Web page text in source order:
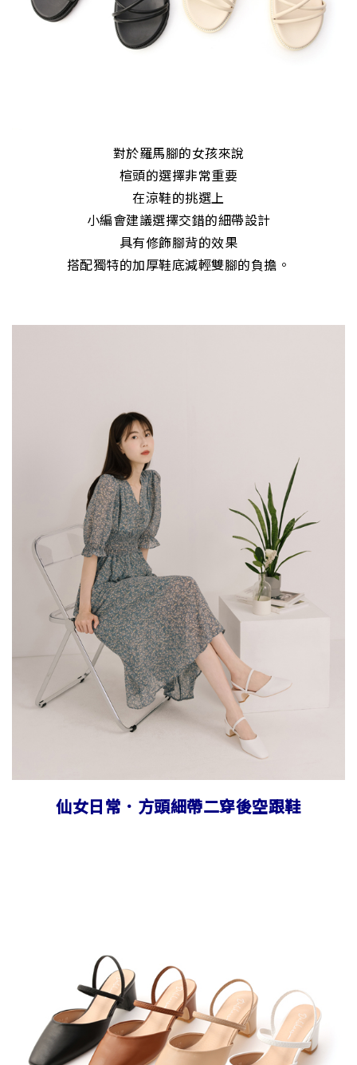
對於羅馬腳的女孩來說
楦頭的選擇非常重要
在涼鞋的挑選上
小編會建議選擇交錯的細帶設計
具有修飾腳背的效果
搭配獨特的加厚鞋底減輕雙腳的負擔。
仙女日常．方頭細帶二穿後空跟鞋